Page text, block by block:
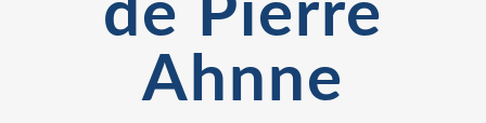
de Pierre
Ahnne